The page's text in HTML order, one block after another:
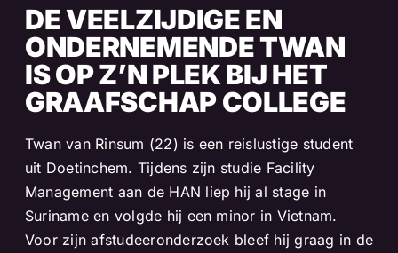
DE VEELZIJDIGE EN
ONDERNEMENDE TWAN
IS OP Z’N PLEK BIJ HET
GRAAFSCHAP COLLEGE
Twan van Rinsum (22) is een reislustige student
uit Doetinchem. Tijdens zijn studie Facility
Management aan de HAN liep hij al stage in
Suriname en volgde hij een minor in Vietnam.
Voor zijn afstudeeronderzoek bleef hij graag in de